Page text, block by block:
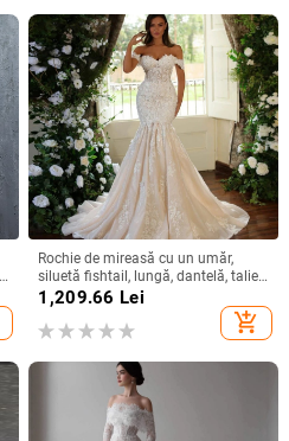
Rochie de mireasă cu un umăr,
siluetă fishtail, lungă, dantelă, talie
înaltă, mâneci 3/4
1,209.66 Lei
add_shopping_cart